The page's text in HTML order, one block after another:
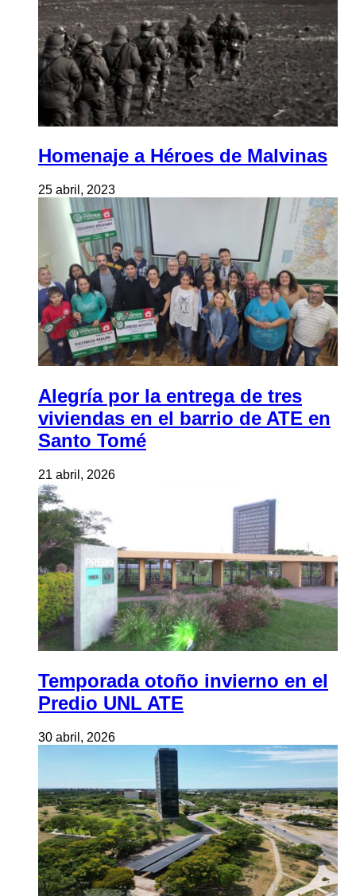
Homenaje a Héroes de Malvinas
25 abril, 2023
Alegría por la entrega de tres
viviendas en el barrio de ATE en
Santo Tomé
21 abril, 2026
Temporada otoño invierno en el
Predio UNL ATE
30 abril, 2026